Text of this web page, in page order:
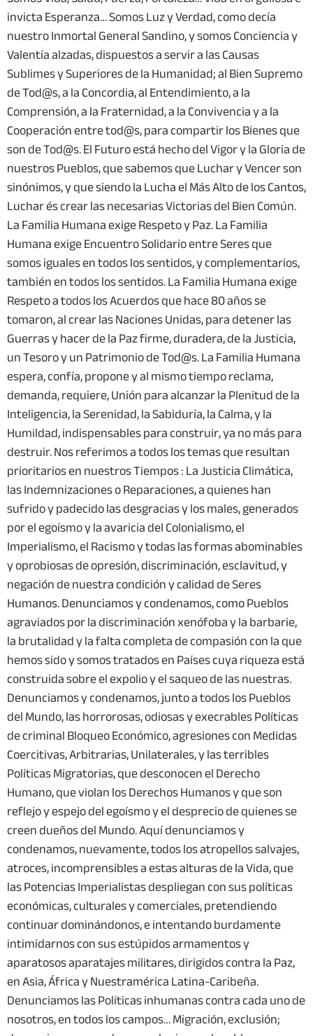
invicta Esperanza… Somos Luz y Verdad, como decía
nuestro Inmortal General Sandino, y somos Conciencia y
Valentía alzadas, dispuestos a servir a las Causas
Sublimes y Superiores de la Humanidad; al Bien Supremo
de Tod@s, a la Concordia, al Entendimiento, a la
Comprensión, a la Fraternidad, a la Convivencia y a la
Cooperación entre tod@s, para compartir los Bienes que
son de Tod@s. El Futuro está hecho del Vigor y la Gloria de
nuestros Pueblos, que sabemos que Luchar y Vencer son
sinónimos, y que siendo la Lucha el Más Alto de los Cantos,
Luchar és crear las necesarias Victorias del Bien Común.
La Familia Humana exige Respeto y Paz. La Familia
Humana exige Encuentro Solidario entre Seres que
somos iguales en todos los sentidos, y complementarios,
también en todos los sentidos. La Familia Humana exige
Respeto a todos los Acuerdos que hace 80 años se
tomaron, al crear las Naciones Unidas, para detener las
Guerras y hacer de la Paz firme, duradera, de la Justicia,
un Tesoro y un Patrimonio de Tod@s. La Familia Humana
espera, confía, propone y al mismo tiempo reclama,
demanda, requiere, Unión para alcanzar la Plenitud de la
Inteligencia, la Serenidad, la Sabiduría, la Calma, y la
Humildad, indispensables para construir, ya no más para
destruir. Nos referimos a todos los temas que resultan
prioritarios en nuestros Tiempos : La Justicia Climática,
las Indemnizaciones o Reparaciones, a quienes han
sufrido y padecido las desgracias y los males, generados
por el egoísmo y la avaricia del Colonialismo, el
Imperialismo, el Racismo y todas las formas abominables
y oprobiosas de opresión, discriminación, esclavitud, y
negación de nuestra condición y calidad de Seres
Humanos. Denunciamos y condenamos, como Pueblos
agraviados por la discriminación xenófoba y la barbarie,
la brutalidad y la falta completa de compasión con la que
hemos sido y somos tratados en Países cuya riqueza está
construida sobre el expolio y el saqueo de las nuestras.
Denunciamos y condenamos, junto a todos los Pueblos
del Mundo, las horrorosas, odiosas y execrables Políticas
de criminal Bloqueo Económico, agresiones con Medidas
Coercitivas, Arbitrarias, Unilaterales, y las terribles
Políticas Migratorias, que desconocen el Derecho
Humano, que violan los Derechos Humanos y que son
reflejo y espejo del egoísmo y el desprecio de quienes se
creen dueños del Mundo. Aquí denunciamos y
condenamos, nuevamente, todos los atropellos salvajes,
atroces, incomprensibles a estas alturas de la Vida, que
las Potencias Imperialistas despliegan con sus políticas
económicas, culturales y comerciales, pretendiendo
continuar dominándonos, e intentando burdamente
intimidarnos con sus estúpidos armamentos y
aparatosos aparatajes militares, dirigidos contra la Paz,
en Asia, África y Nuestramérica Latina-Caribeña.
Denunciamos las Políticas inhumanas contra cada uno de
nosotros, en todos los campos… Migración, exclusión;